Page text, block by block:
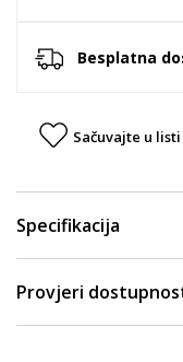
Besplatna
Sačuvajte u
Specifikacija
Provjeri